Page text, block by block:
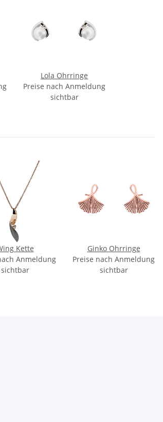
Lola Ohrringe
Preise nach Anmeldung
sichtbar
Kette
Anmeldung
sichtbar
Ginko Ohrringe
Preise nach Anmeldung
sichtbar